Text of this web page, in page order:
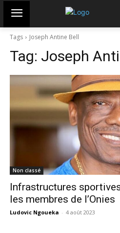
Tags Joseph Antine Bell
Tag: Joseph
Non classé
Infrastructures
les membres de l’Onies
Ludovic Ngoueka - 4 août 2023